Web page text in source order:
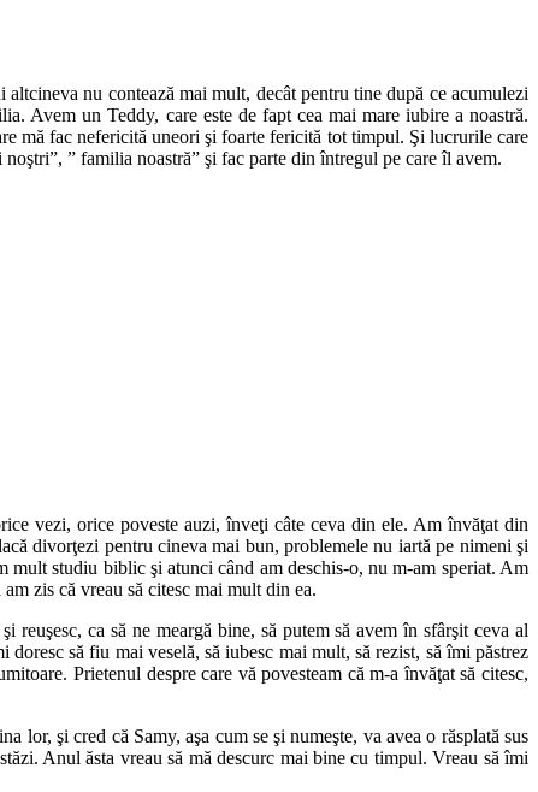
nu contează mai mult, decât pentru tine după ce acumulezi
Avem un Teddy, care este de fapt cea mai mare iubire a noastră.
mă fac nefericită uneori şi foarte fericită tot timpul. Şi lucrurile care
” familia noastră” şi fac parte din întregul pe care îl avem.
vezi, orice poveste auzi, înveţi câte ceva din ele. Am învăţat din
divorţezi pentru cineva mai bun, problemele nu iartă pe nimeni şi
studiu biblic şi atunci când am deschis-o, nu m-am speriat. Am
zis că vreau să citesc mai mult din ea.
ca să ne meargă bine, să putem să avem în sfârşit ceva al
să fiu mai veselă, să iubesc mai mult, să rezist, să îmi păstrez
Prietenul despre care vă povesteam că m-a învăţat să citesc,
lor, şi cred că Samy, aşa cum se şi numeşte, va avea o răsplată sus
Anul ăsta vreau să mă descurc mai bine cu timpul. Vreau să îmi